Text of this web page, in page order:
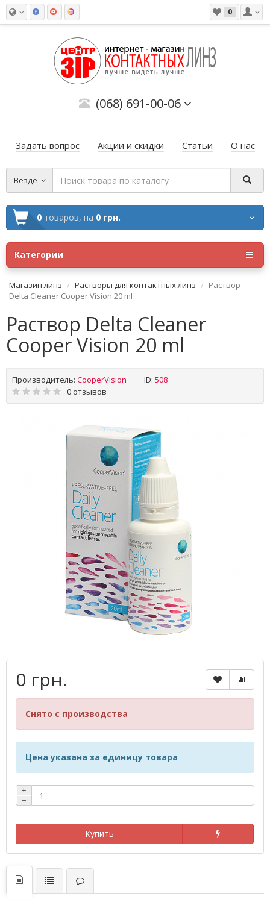
0
(068) 691-00-06
Задать вопрос Акции и скидки Статьи О нас
Везде
0 товаров, на 0 грн.
Категории
Магазин линз Растворы для контактных линз
Раствор
Delta Cleaner Cooper Vision 20 ml
Раствор Delta Cleaner
Cooper Vision 20 ml
Производитель: CooperVision ID: 508
0 отзывов
0 грн.
Снято с производства
Цена указана за единицу товара
+
−
Купить